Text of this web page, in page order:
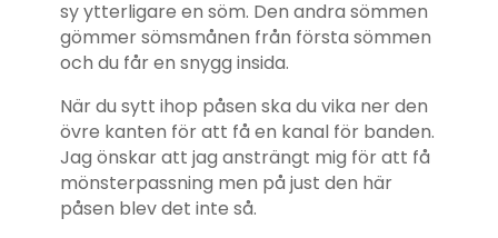
sy ytterligare en söm. Den andra sömmen
gömmer sömsmånen från första sömmen
och du får en snygg insida.
När du sytt ihop påsen ska du vika ner den
övre kanten för att få en kanal för banden.
Jag önskar att jag ansträngt mig för att få
mönsterpassning men på just den här
påsen blev det inte så.